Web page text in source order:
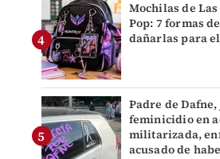
Mochilas de
Pop: 7 formas
dañarlas para
Padre de
feminicidio en
militarizada,
acusado de